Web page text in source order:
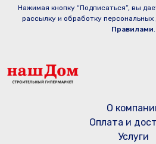
Нажимая кнопку “Подписаться”, вы
рассылку и обработку
Правилами.
О
Оплата и
Услуги